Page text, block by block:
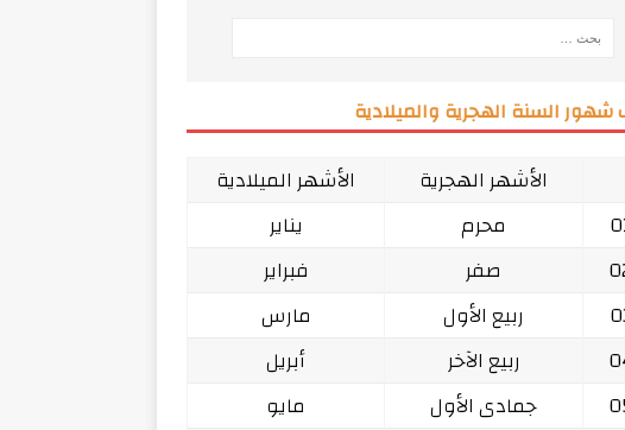
شهور السنة الهجرية والميلادية
الأشهر الهجرية
الأشهر الميلادية
محرم
يناير
صفر
فبراير
ربيع الأول
مارس
ربيع الآخر
أبريل
جمادى الأول
مايو